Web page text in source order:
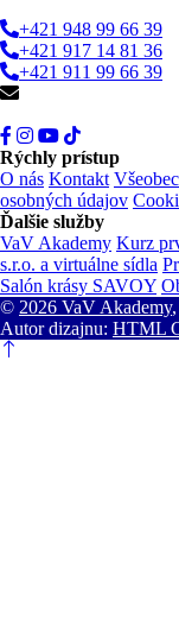
+421 948 99 66 39
+421 917 14 81 36
+421 911 99 66 39
Rýchly prístup
O nás Kontakt
osobných údajov
Ďalšie služby
VaV Akademy Kurz
s.r.o. a virtuálne sídla
Salón krásy SAVOY
© 2026 VaV Akademy
Autor dizajnu: HTML